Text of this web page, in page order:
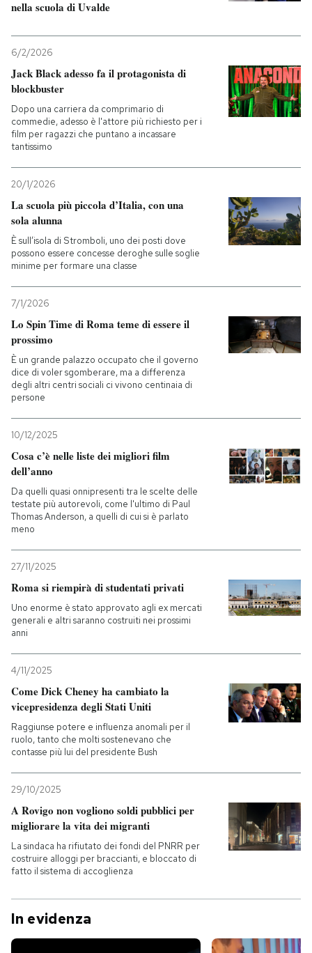
nella scuola di Uvalde
6/2/2026
Jack Black adesso fa il protagonista di
blockbuster
Dopo una carriera da comprimario di
commedie, adesso è l'attore più richiesto per i
film per ragazzi che puntano a incassare
tantissimo
20/1/2026
La scuola più piccola d’Italia, con una
sola alunna
È sull’isola di Stromboli, uno dei posti dove
possono essere concesse deroghe sulle soglie
minime per formare una classe
7/1/2026
Lo Spin Time di Roma teme di essere il
prossimo
È un grande palazzo occupato che il governo
dice di voler sgomberare, ma a differenza
degli altri centri sociali ci vivono centinaia di
persone
10/12/2025
Cosa c’è nelle liste dei migliori film
dell’anno
Da quelli quasi onnipresenti tra le scelte delle
testate più autorevoli, come l'ultimo di Paul
Thomas Anderson, a quelli di cui si è parlato
meno
27/11/2025
Roma si riempirà di studentati privati
Uno enorme è stato approvato agli ex mercati
generali e altri saranno costruiti nei prossimi
anni
4/11/2025
Come Dick Cheney ha cambiato la
vicepresidenza degli Stati Uniti
Raggiunse potere e influenza anomali per il
ruolo, tanto che molti sostenevano che
contasse più lui del presidente Bush
29/10/2025
A Rovigo non vogliono soldi pubblici per
migliorare la vita dei migranti
La sindaca ha rifiutato dei fondi del PNRR per
costruire alloggi per braccianti, e bloccato di
fatto il sistema di accoglienza
In evidenza